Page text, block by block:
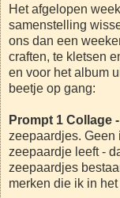
Het afgelopen
samenstelling
ons dan een
craften, te kletsen
en voor het album
beetje op gang:
Prompt 1 Collage -
zeepaardjes. Geen
zeepaardje leeft -
zeepaardjes
merken die ik in